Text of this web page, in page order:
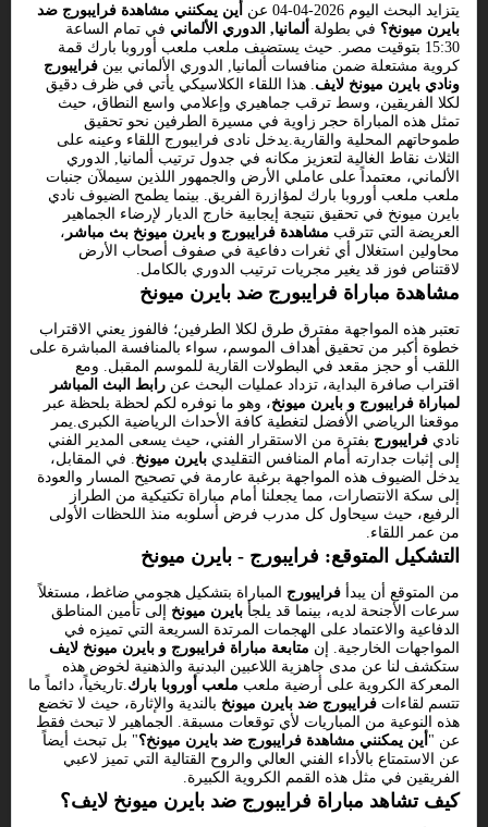
يتزايد البحث اليوم 2026-04-04 عن
أين يمكنني مشاهدة فرايبورج ضد
بايرن ميونخ؟ في بطولة ألمانيا, الدوري الألماني في تمام الساعة
15:30 بتوقيت مصر. حيث يستضيف ملعب ملعب أوروبا بارك قمة
كروية مشتعلة ضمن منافسات ألمانيا, الدوري الألماني بين فرايبورج
ونادي بايرن ميونخ لايف . هذا اللقاء الكلاسيكي يأتي في ظرف دقيق
لكلا الفريقين، وسط ترقب جماهيري وإعلامي واسع النطاق، حيث
تمثل هذه المباراة حجر زاوية في مسيرة الطرفين نحو تحقيق
طموحاتهم المحلية والقارية.يدخل نادى فرايبورج اللقاء وعينه على
الثلاث نقاط الغالية لتعزيز مكانه في جدول ترتيب ألمانيا, الدوري
الألماني، معتمداً على عاملي الأرض والجمهور اللذين سيملآن جنبات
ملعب ملعب أوروبا بارك لمؤازرة الفريق. بينما يطمح الضيوف نادي
بايرن ميونخ في تحقيق نتيجة إيجابية خارج الديار لإرضاء الجماهير
العريضة التي تترقب مشاهدة فرايبورج و بايرن ميونخ بث مباشر ،
محاولين استغلال أي ثغرات دفاعية في صفوف أصحاب الأرض
لاقتناص فوز قد يغير مجريات ترتيب الدوري بالكامل.
مشاهدة مباراة فرايبورج ضد بايرن ميونخ
تعتبر هذه المواجهة مفترق طرق لكلا الطرفين؛ فالفوز يعني الاقتراب
خطوة أكبر من تحقيق أهداف الموسم، سواء بالمنافسة المباشرة على
اللقب أو حجز مقعد في البطولات القارية للموسم المقبل. ومع
اقتراب صافرة البداية، تزداد عمليات البحث عن رابط البث المباشر
لمباراة فرايبورج و بايرن ميونخ، وهو ما نوفره لكم لحظة بلحظة عبر
موقعنا الرياضي الأفضل لتغطية كافة الأحداث الرياضية الكبرى.يمر
نادي فرايبورج بفترة من الاستقرار الفني، حيث يسعى المدير الفني
إلى إثبات جدارته أمام المنافس التقليدي بايرن ميونخ . في المقابل،
يدخل الضيوف هذه المواجهة برغبة عارمة في تصحيح المسار والعودة
إلى سكة الانتصارات، مما يجعلنا أمام مباراة تكتيكية من الطراز
الرفيع، حيث سيحاول كل مدرب فرض أسلوبه منذ اللحظات الأولى
من عمر اللقاء.
التشكيل المتوقع: فرايبورج - بايرن ميونخ
من المتوقع أن يبدأ فرايبورج المباراة بتشكيل هجومي ضاغط، مستغلاً
سرعات الأجنحة لديه، بينما قد يلجأ بايرن ميونخ إلى تأمين المناطق
الدفاعية والاعتماد على الهجمات المرتدة السريعة التي تميزه في
المواجهات الخارجية. إن متابعة مباراة فرايبورج و بايرن ميونخ لايف
ستكشف لنا عن مدى جاهزية اللاعبين البدنية والذهنية لخوض هذه
المعركة الكروية على أرضية ملعب ملعب أوروبا بارك .تاريخياً، دائماً ما
تتسم لقاءات فرايبورج ضد بايرن ميونخ بالندية والإثارة، حيث لا تخضع
هذه النوعية من المباريات لأي توقعات مسبقة. الجماهير لا تبحث فقط
عن " أين يمكنني مشاهدة فرايبورج ضد بايرن ميونخ؟" بل تبحث أيضاً
عن الاستمتاع بالأداء الفني العالي والروح القتالية التي تميز لاعبي
الفريقين في مثل هذه القمم الكروية الكبيرة.
كيف تشاهد مباراة فرايبورج ضد بايرن ميونخ لايف؟